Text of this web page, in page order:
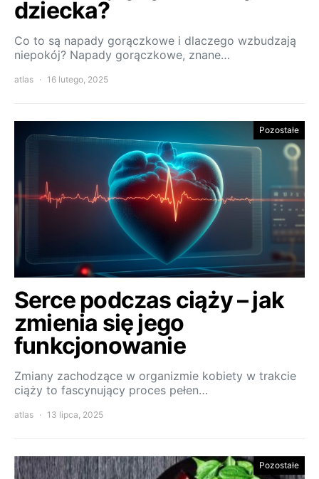
dziecka?
Co to są napady gorączkowe i dlaczego wzbudzają
niepokój? Napady gorączkowe, znane…
atlas 16 lutego, 2025
Pozostałe
Serce podczas ciąży – jak
zmienia się jego
funkcjonowanie
Zmiany zachodzące w organizmie kobiety w trakcie
ciąży to fascynujący proces pełen…
atlas 13 lipca, 2025
Pozostałe